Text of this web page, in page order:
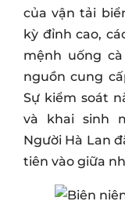
của vận tải
kỳ đỉnh cao,
mệnh uống
nguồn cung
Sự kiểm soát
và khai sinh
Người Hà Lan
tiên vào giữa